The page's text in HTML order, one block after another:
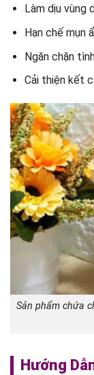
Làm dịu vùng
Hạn chế mụn
Ngăn chặn
Cải thiện kết
Sản phẩm chứa
Hướng